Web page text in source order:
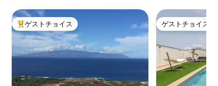
大好評のゲストチョイスです。
ゲストチョイス ゲストチョイス
ゲストチョイス